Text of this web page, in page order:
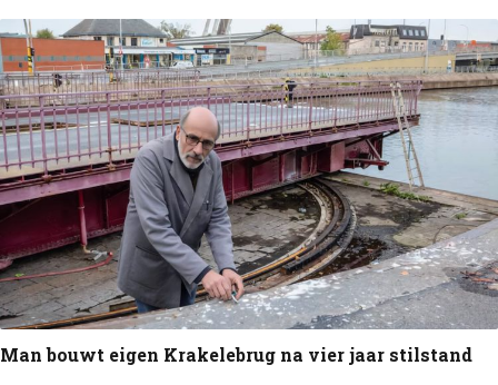
Man bouwt eigen Krakelebrug na vier jaar stilstand